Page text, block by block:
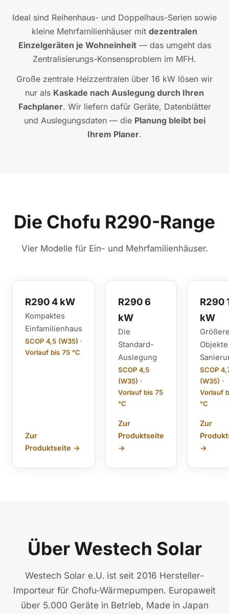
Ideal sind Reihenhaus- und Doppelhaus-Serien sowie
kleine Mehrfamilienhäuser mit dezentralen
Einzelgeräten je Wohneinheit— das umgeht das
Zentralisierungs-Konsensproblem im MFH.
Große zentrale Heizzentralen über 16 kW lösen wir
nur als Kaskade nach Auslegung durch Ihren
Fachplaner. Wir liefern dafür Geräte, Datenblätter
und Auslegungsdaten — die Planung bleibt bei
Ihrem Planer.
Die Chofu R290-Range
Vier Modelle für Ein- und Mehrfamilienhäuser.
R290 4 kW
Kompaktes
Einfamilienhaus
SCOP 4,5 (W35) ·
Vorlauf bis 75 °C
Zur
Produktseite →
R290 6
kW
Die
Standard-
Auslegung
SCOP 4,5
(W35) ·
Vorlauf bis 75
°C
Zur
Produktseite
→
R290
kW
SCOP
(W35) ·
Vorlauf
°C
Zur
→
Über Westech Solar
Westech Solar e.U. ist seit 2016 Hersteller-
Importeur für Chofu-Wärmepumpen. Europaweit
über 5.000 Geräte in Betrieb, Made in Japan